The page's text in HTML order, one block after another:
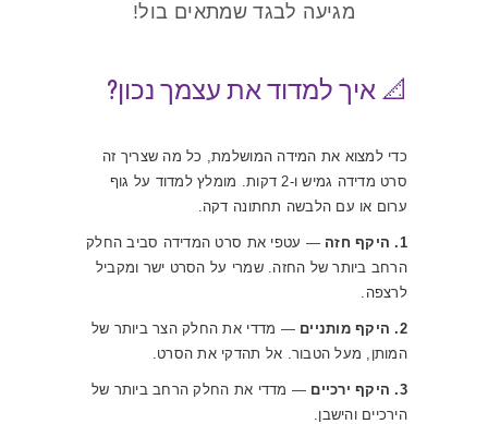
מגיעה לבגד שמתאים בול!
📐 איך למדוד את עצמך נכון?
כדי למצוא את המידה המושלמת, כל מה שצריך זה
סרט מדידה גמיש ו-2 דקות. מומלץ למדוד על גוף
ערום או עם הלבשה תחתונה דקה.
1. היקף חזה
— עטפי את סרט המדידה סביב החלק
הרחב ביותר של החזה. שמרי על הסרט ישר ומקביל
לרצפה.
2. היקף מותניים
— מדדי את החלק הצר ביותר של
המותן, מעל הטבור. אל תהדקי את הסרט.
3. היקף ירכיים
— מדדי את החלק הרחב ביותר של
הירכיים והישבן.